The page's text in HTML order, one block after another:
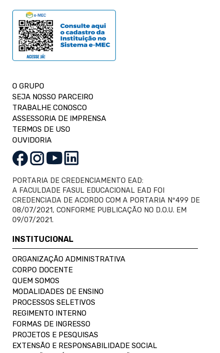
O GRUPO
SEJA NOSSO PARCEIRO
TRABALHE CONOSCO
ASSESSORIA DE IMPRENSA
TERMOS DE USO
OUVIDORIA
PORTARIA DE CREDENCIAMENTO EAD:
A FACULDADE FASUL EDUCACIONAL EAD FOI
CREDENCIADA DE ACORDO COM A PORTARIA Nº499 DE
08/07/2021, CONFORME PUBLICAÇÃO NO D.O.U. EM
09/07/2021.
INSTITUCIONAL
ORGANIZAÇÃO ADMINISTRATIVA
CORPO DOCENTE
QUEM SOMOS
MODALIDADES DE ENSINO
PROCESSOS SELETIVOS
REGIMENTO INTERNO
FORMAS DE INGRESSO
PROJETOS E PESQUISAS
EXTENSÃO E RESPONSABILIDADE SOCIAL